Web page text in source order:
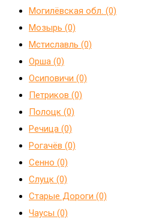
Могилёвская обл. (0)
Мозырь (0)
Мстиславль (0)
Орша (0)
Осиповичи (0)
Петриков (0)
Полоцк (0)
Речица (0)
Рогачёв (0)
Сенно (0)
Слуцк (0)
Старые Дороги (0)
Чаусы (0)